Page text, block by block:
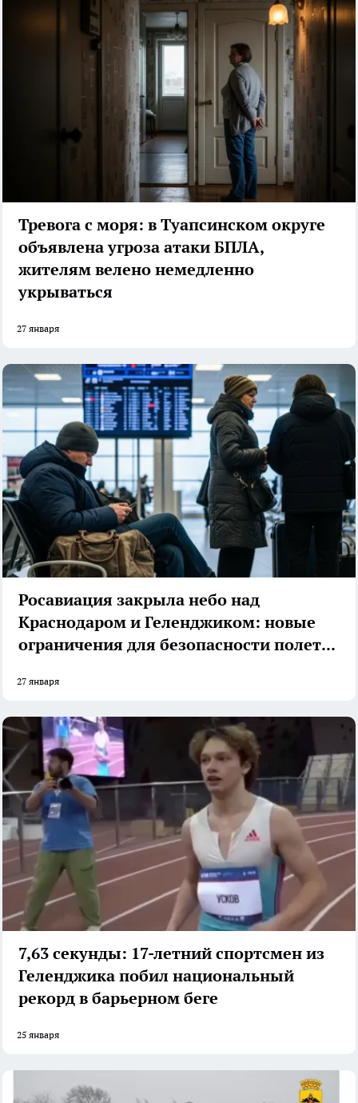
Тревога с моря: в Туапсинском округе
объявлена угроза атаки БПЛА,
жителям велено немедленно
укрываться
27 января
Росавиация закрыла небо над
Краснодаром и Геленджиком: новые
ограничения для безопасности полетов
27 января
7,63 секунды: 17-летний спортсмен из
Геленджика побил национальный
рекорд в барьерном беге
25 января